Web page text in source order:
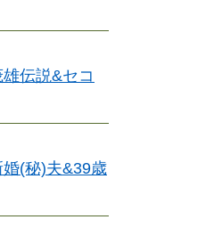
伝説&セコ
(秘)夫&39歳